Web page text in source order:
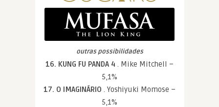
outras possibilidades
16. KUNG FU PANDA 4 . Mike Mitchell –
5,1%
17. O IMAGINÁRIO . Yoshiyuki Momose –
5,1%